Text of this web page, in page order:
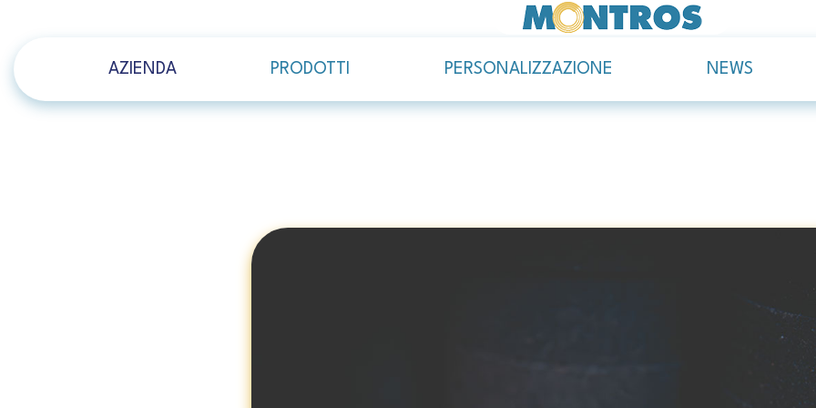
AZIENDA PRODOTTI PERSONALIZZAZIONE NEWS